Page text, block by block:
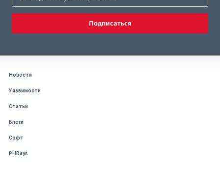
Подписаться
Новости
Уязвимости
Статьи
Блоги
Софт
PHDays